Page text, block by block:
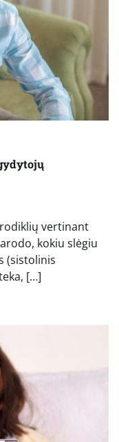
vertinant
kokiu slėgiu
(sistolinis
[…]